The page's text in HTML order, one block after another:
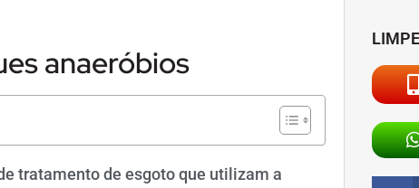
anaeróbios
tratamento de esgoto que utilizam a